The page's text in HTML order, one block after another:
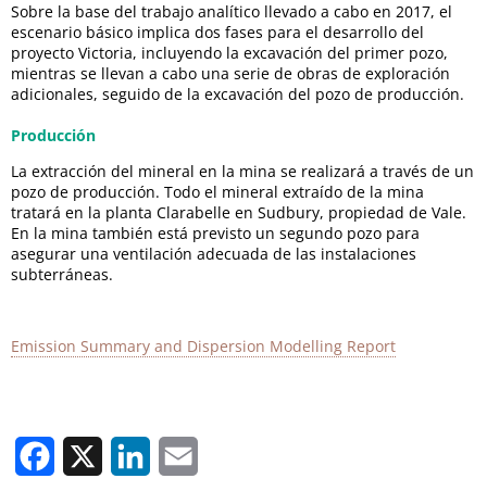
Sobre la base del trabajo analítico llevado a cabo en 2017, el
escenario básico implica dos fases para el desarrollo del
proyecto Victoria, incluyendo la excavación del primer pozo,
mientras se llevan a cabo una serie de obras de exploración
adicionales, seguido de la excavación del pozo de producción.
Producción
La extracción del mineral en la mina se realizará a través de un
pozo de producción. Todo el mineral extraído de la mina
tratará en la planta Clarabelle en Sudbury, propiedad de Vale.
En la mina también está previsto un segundo pozo para
asegurar una ventilación adecuada de las instalaciones
subterráneas.
Emission Summary and Dispersion Modelling Report
Facebook LinkedIn